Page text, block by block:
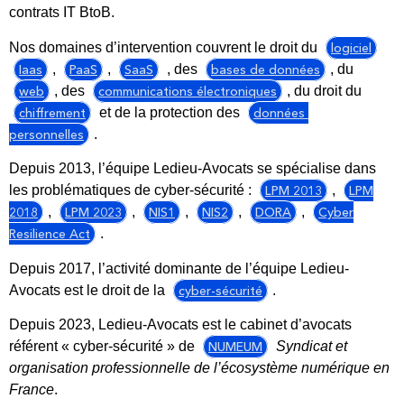
contrats IT BtoB.
Nos domaines d’intervention couvrent le droit du
logiciel
Iaas
, PaaS , SaaS , des bases de données
web , des communications électroniques
chiffrement et de la protection des
données
personnelles
.
Depuis 2013, l’équipe Ledieu-Avocats se spécialise dans
les problématiques de cyber-sécurité :
LPM 2013 ,
LPM
2018
, LPM 2023 , NIS1 , NIS2 , DORA ,
Cyber
Resilience Act
.
Depuis 2017, l’activité dominante de l’équipe Ledieu-
Avocats est le droit de la
cyber-sécurité .
Depuis 2023, Ledieu-Avocats est le cabinet d’avocats
référent « cyber-sécurité » de
NUMEUM
Syndicat et
organisation professionnelle de l’écosystème numérique en
France.